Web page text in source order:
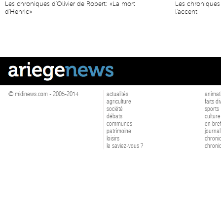
Les chroniques d'Olivier de Robert: «La mort
d'Henric»
Les
l'accent
© midinews.com - 2005-2014
actualités
agriculture
société
débats
communes
patrimoine
loisirs
le saviez-vous ?
faits
sports
culture
en bref